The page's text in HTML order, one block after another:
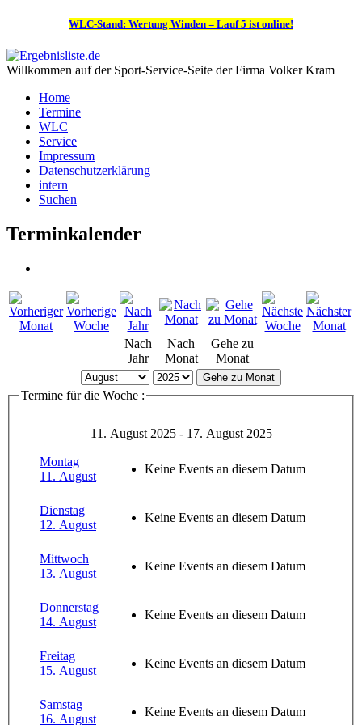
WLC-Stand: Wertung Winden = Lauf 5 ist online!
Willkommen auf der Sport-Service-Seite der Firma Volker Kram
Home
Termine
WLC
Service
Impressum
Datenschutzerklärung
intern
Suchen
Terminkalender
Nach
Jahr
Nach
Monat
Gehe zu
Monat
Gehe zu Monat
Termine für die Woche :
11. August 2025 - 17. August 2025
Montag
11. August
Keine Events an diesem Datum
Dienstag
12. August
Keine Events an diesem Datum
Mittwoch
13. August
Keine Events an diesem Datum
Donnerstag
14. August
Keine Events an diesem Datum
Freitag
15. August
Keine Events an diesem Datum
Samstag
16. August
Keine Events an diesem Datum